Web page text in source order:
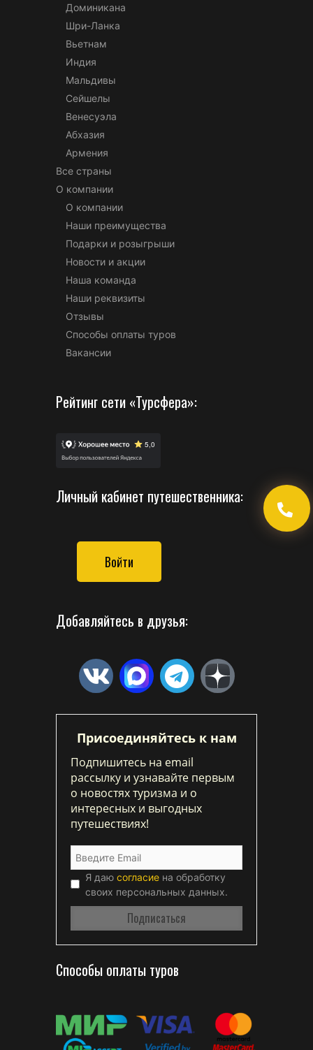
Доминикана
Шри-Ланка
Вьетнам
Индия
Мальдивы
Сейшелы
Венесуэла
Абхазия
Армения
Все страны
О компании
О компании
Наши преимущества
Подарки и розыгрыши
Новости и акции
Наша команда
Наши реквизиты
Отзывы
Способы оплаты туров
Вакансии
Рейтинг сети «Турсфера»:
Личный кабинет путешественника:
Войти
Добавляйтесь в друзья:
Присоединяйтесь к нам
Подпишитесь на email
рассылку и узнавайте первым
о новостях туризма и о
интересных и выгодных
путешествиях!
Я даю согласие на обработку
своих персональных данных.
Способы оплаты туров